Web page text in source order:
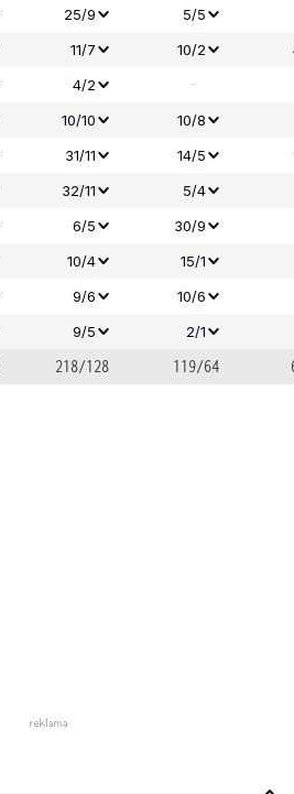
25/9 5/5
11/7 10/2
4/2 -
10/10
10/8
31/11 14/5
32/11 5/4
6/5
30/9
10/4
15/1
9/6
10/6
9/5 2/1
218/128 119/64